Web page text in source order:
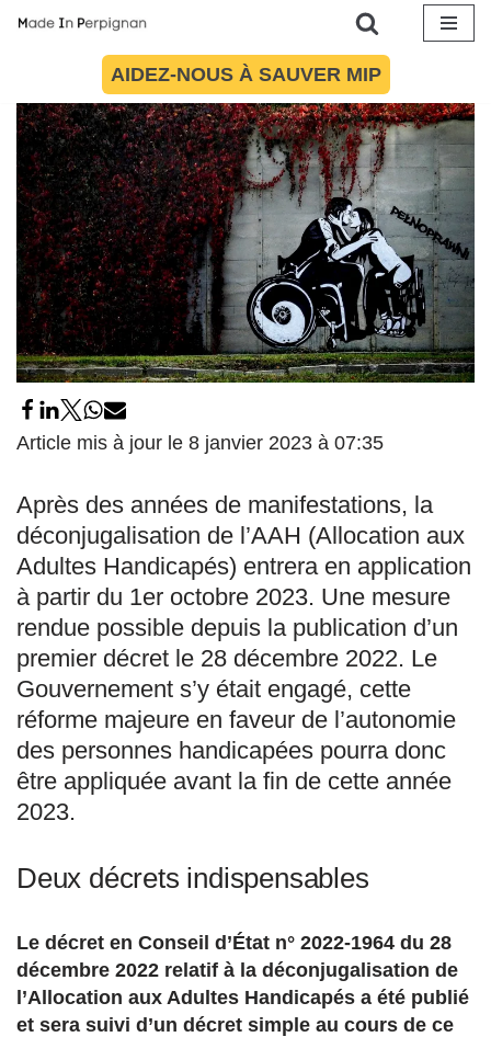
contenu
AIDEZ-NOUS À SAUVER MIP
Article mis à jour le 8 janvier 2023 à 07:35
Après des années de manifestations, la
déconjugalisation de l’AAH (Allocation aux
Adultes Handicapés) entrera en application
à partir du 1er octobre 2023. Une mesure
rendue possible depuis la publication d’un
premier décret le 28 décembre 2022. Le
Gouvernement s’y était engagé, cette
réforme majeure en faveur de l’autonomie
des personnes handicapées pourra donc
être appliquée avant la fin de cette année
2023.
Deux décrets indispensables
Le décret en Conseil d’État n° 2022-1964 du 28
décembre 2022 relatif à la déconjugalisation de
l’Allocation aux Adultes Handicapés a été publié
et sera suivi d’un décret simple au cours de ce